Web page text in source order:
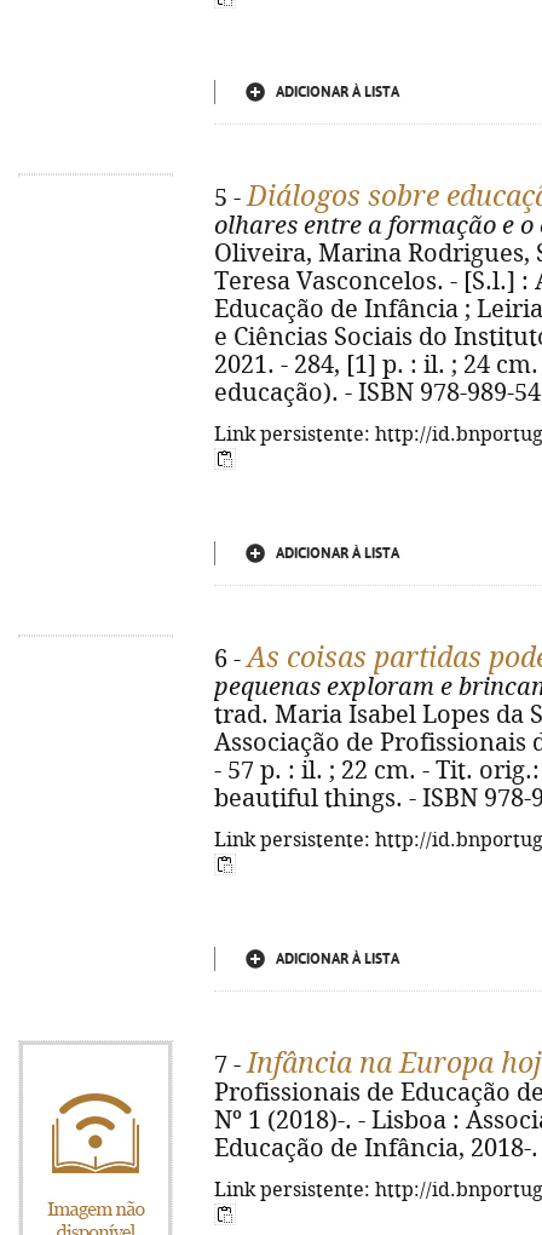
ADICIONAR À LISTA
5 -Diálogos sobre
olhares entre a formação e o
Oliveira, Marina
Teresa Vasconcelos. - [S.l.]
Educação de Infância ;
e Ciências Sociais do
2021. - 284, [1] p. : il. ; 24
educação). - ISBN 978-989-
Link persistente: http://
ADICIONAR À LISTA
6 -As coisas partidas
pequenas exploram e
trad. Maria Isabel Lopes da
Associação de Profissionais
- 57 p. : il. ; 22 cm. - Tit.
beautiful things. - ISBN 978-
Link persistente: http://
ADICIONAR À LISTA
7 -Infância na Europa
Profissionais de Educação
Nº 1 (2018)-. - Lisboa :
Educação de Infância, 2018-
Link persistente: http://